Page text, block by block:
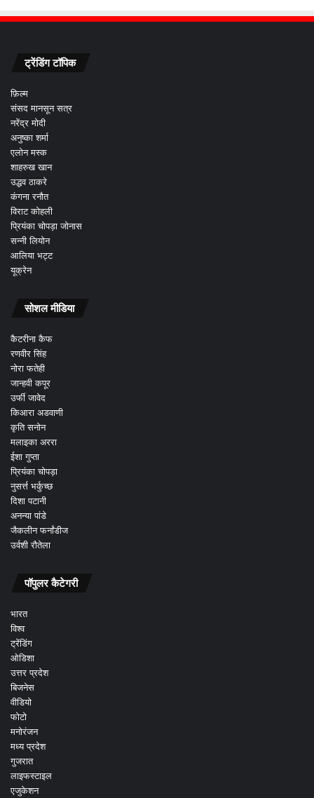
ट्रेंडिंग टॉपिक
फ़िल्म
संसद मानसून सत्र
नरेंद्र मोदी
अनुष्का शर्मा
एलोन मस्क
शाहरुख खान
उद्धव ठाकरे
कंगना रनौत
विराट कोहली
प्रियंका चोपड़ा जोनास
सन्नी लियोन
आलिया भट्ट
यूक्रेन
सोशल मीडिया
कैटरीना कैफ
रणवीर सिंह
नोरा फतेही
जान्हवी कपूर
उर्फी जावेद
किआरा अडवाणी
कृति सनोन
मलाइका अररा
ईशा गुप्ता
प्रियंका चोपड़ा
नुसर्त्त भर्कुच्छ
दिशा पटानी
अनन्या पांडे
जैकलीन फर्नांडीज
उर्वशी रौतेला
पॉपुलर कैटेगरी
भारत
विश्व
ट्रेंडिंग
ओडिशा
उत्तर प्रदेश
बिजनेस
वीडियो
फोटो
मनोरंजन
मध्य प्रदेश
गुजरात
लाइफस्टाइल
एजुकेशन